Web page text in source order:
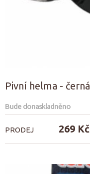
Pivní helma - černá
Bude donaskladněno
PRODEJ 269 Kč